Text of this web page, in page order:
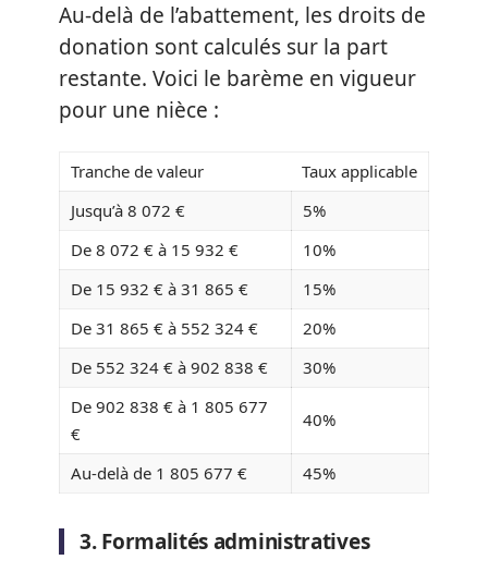
Au-delà de l’abattement, les droits de
donation sont calculés sur la part
restante. Voici le barème en vigueur
pour une nièce :
Tranche de valeur
Taux applicable
Jusqu’à 8 072 €
5%
De 8 072 € à 15 932 €
10%
De 15 932 € à 31 865 €
15%
De 31 865 € à 552 324 €
20%
De 552 324 € à 902 838 €
30%
De 902 838 € à 1 805 677
€
40%
Au-delà de 1 805 677 € 45%
3. Formalités administratives